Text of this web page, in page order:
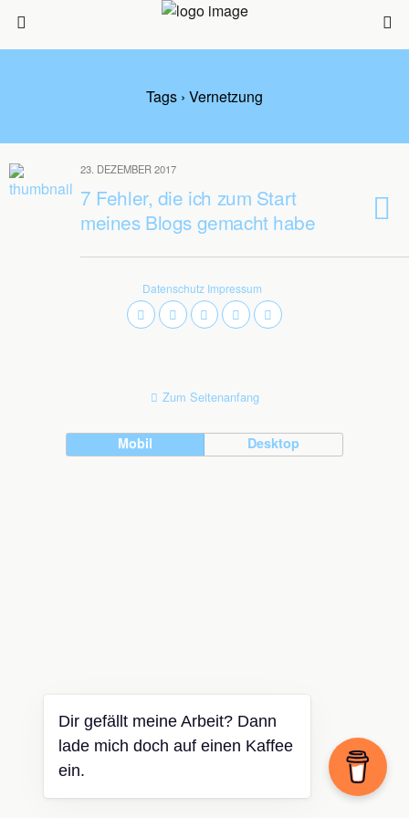
Tags › Vernetzung
23. DEZEMBER 2017
7 Fehler, die ich zum Start
meines Blogs gemacht habe
Datenschutz Impressum
Zum Seitenanfang
Mobil Desktop
Dir gefällt meine Arbeit? Dann
lade mich doch auf einen Kaffee
ein.